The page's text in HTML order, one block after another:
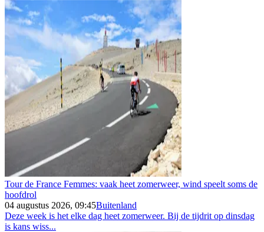
Tour de France Femmes: vaak heet zomerweer, wind speelt soms de
hoofdrol
04 augustus 2026, 09:45Buitenland
Deze week is het elke dag heet zomerweer. Bij de tijdrit op dinsdag
is kans wiss...